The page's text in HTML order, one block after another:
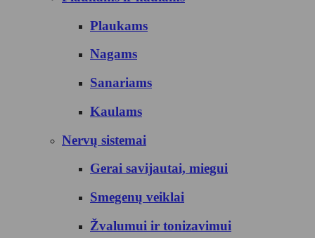
Plaukams
Nagams
Sanariams
Kaulams
Nervų sistemai
Gerai savijautai, miegui
Smegenų veiklai
Žvalumui ir tonizavimui